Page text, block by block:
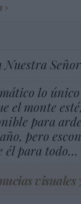
Nuestra
lo único
el monte
para
pero
él para todo…
visuales